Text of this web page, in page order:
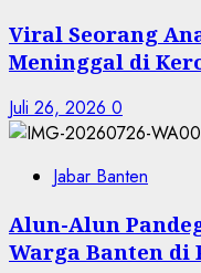
Viral Seorang
Meninggal di
Juli 26, 2026 0
Jabar Banten
Alun-Alun
Warga Banten di